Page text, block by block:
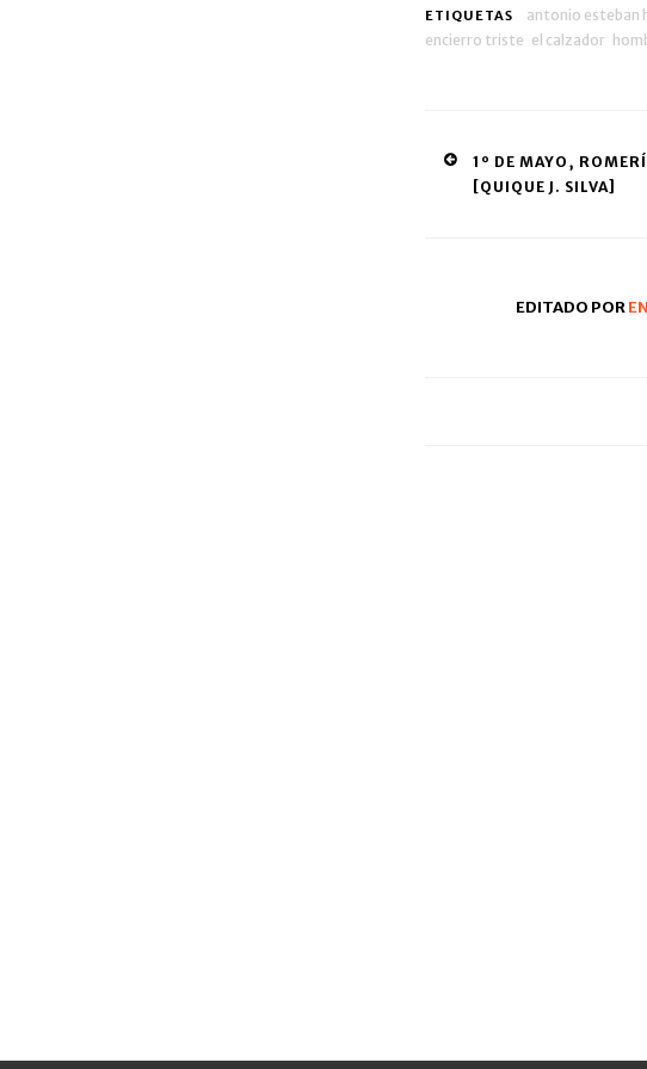
ETIQUETAS antonio esteban
encierro triste el calzador
Post
navigation
1º DE MAYO,
[QUIQUE J. SILVA]
EDITADO POR